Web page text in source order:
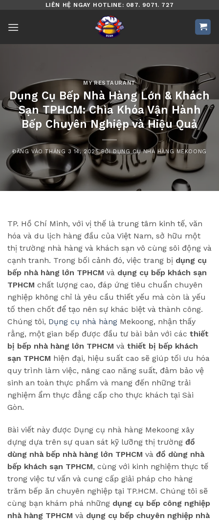
nội
dung
LIÊN HỆ NGAY HOTLINE: 087. 9071. 727
MY RESTAURANT
Dụng Cụ Bếp Nhà Hàng Lớn & Khách
Sạn TPHCM: Chìa Khóa Vận Hành
Bếp Chuyên Nghiệp và Hiệu Quả
ĐĂNG VÀOTHÁNG 3 14, 2025 BỞIDỤNG CỤ NHÀ HÀNG MEKOONG
TP. Hồ Chí Minh, với vị thế là trung tâm kinh tế, văn
hóa và du lịch hàng đầu của Việt Nam, sở hữu một
thị trường nhà hàng và khách sạn vô cùng sôi động và
cạnh tranh. Trong bối cảnh đó, việc trang bị dụng cụ
bếp nhà hàng lớn TPHCM và dụng cụ bếp khách sạn
TPHCM chất lượng cao, đáp ứng tiêu chuẩn chuyên
nghiệp không chỉ là yêu cầu thiết yếu mà còn là yếu
tố then chốt để tạo nên sự khác biệt và thành công.
Chúng tôi, Dụng cụ nhà hàng Mekoong, nhận thấy
rằng, một gian bếp được đầu tư bài bản với các thiết
bị bếp nhà hàng lớn TPHCM và thiết bị bếp khách
sạn TPHCM hiện đại, hiệu suất cao sẽ giúp tối ưu hóa
quy trình làm việc, nâng cao năng suất, đảm bảo vệ
sinh an toàn thực phẩm và mang đến những trải
nghiệm ẩm thực đẳng cấp cho thực khách tại Sài
Gòn.
Bài viết này được Dụng cụ nhà hàng Mekoong xây
dựng dựa trên sự quan sát kỹ lưỡng thị trường đồ
dùng nhà bếp nhà hàng lớn TPHCM và đồ dùng nhà
bếp khách sạn TPHCM, cùng với kinh nghiệm thực tế
trong việc tư vấn và cung cấp giải pháp cho hàng
trăm bếp ăn chuyên nghiệp tại TP.HCM. Chúng tôi sẽ
cùng bạn khám phá những dụng cụ bếp công nghiệp
nhà hàng TPHCM và dụng cụ bếp chuyên nghiệp nhà